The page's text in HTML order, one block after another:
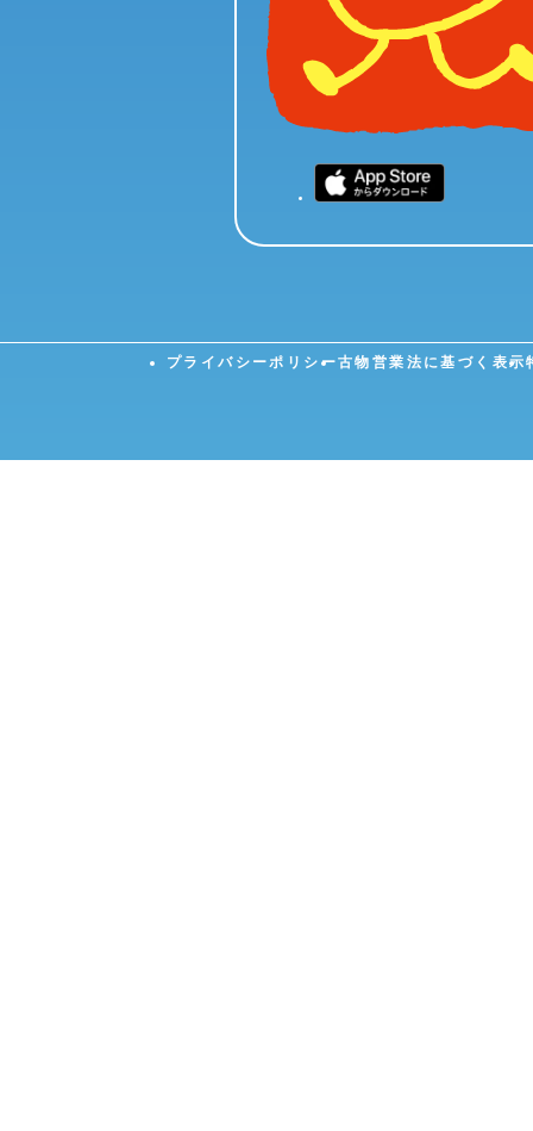
プライバシーポリシー古物営業法に基づく表示